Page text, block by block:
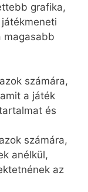
grafika,
magasabb
számára,
a játék
és
számára,
anélkül,
az